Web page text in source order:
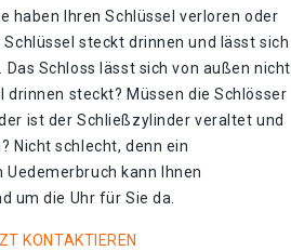
haben Ihren Schlüssel verloren oder
steckt drinnen und lässt sich
Schloss lässt sich von außen nicht
steckt? Müssen die Schlösser
ist der Schließzylinder veraltet und
Nicht schlecht, denn ein
kann Ihnen
um die Uhr für Sie da.
KONTAKTIEREN